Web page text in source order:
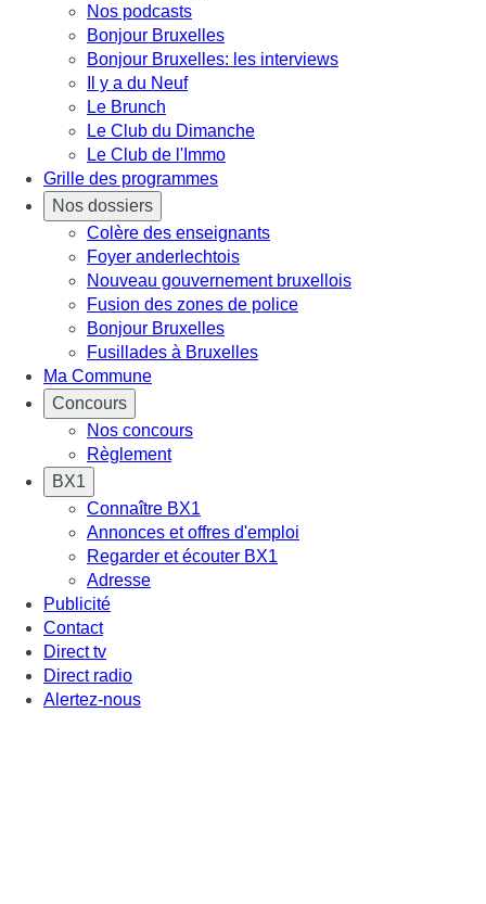
Nos podcasts
Bonjour Bruxelles
Bonjour Bruxelles: les interviews
Il y a du Neuf
Le Brunch
Le Club du Dimanche
Le Club de l'Immo
Grille des programmes
Nos dossiers
Colère des enseignants
Foyer anderlechtois
Nouveau gouvernement bruxellois
Fusion des zones de police
Bonjour Bruxelles
Fusillades à Bruxelles
Ma Commune
Concours
Nos concours
Règlement
BX1
Connaître BX1
Annonces et offres d'emploi
Regarder et écouter BX1
Adresse
Publicité
Contact
Direct tv
Direct radio
Alertez-nous